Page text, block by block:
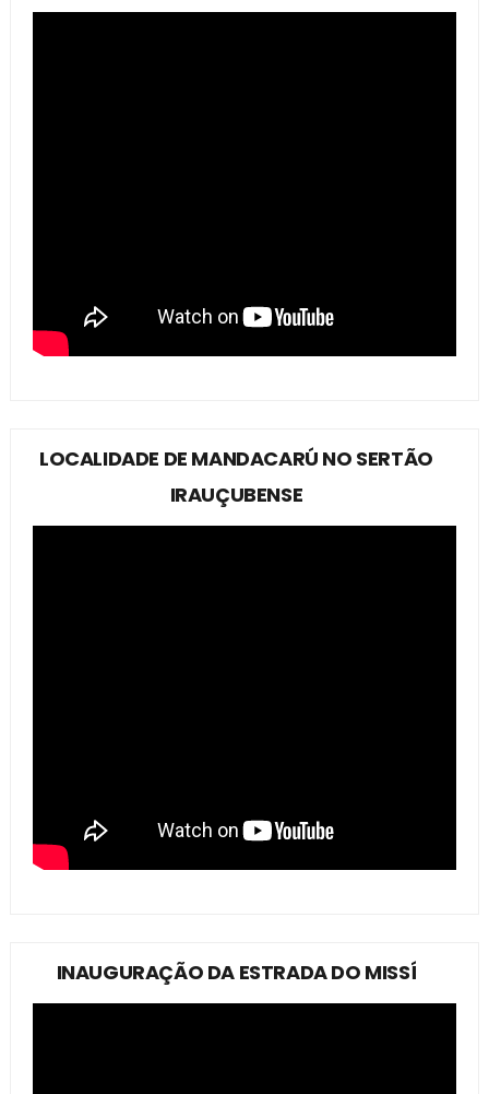
LOCALIDADE DE MANDACARÚ NO SERTÃO
IRAUÇUBENSE
INAUGURAÇÃO DA ESTRADA DO MISSÍ